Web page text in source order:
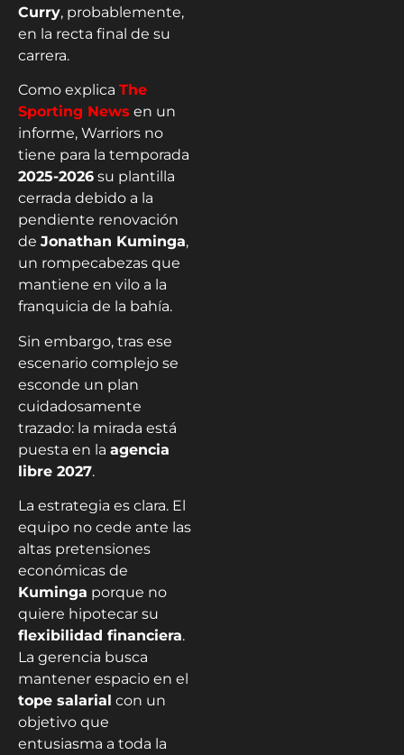
Curry, probablemente,
en la recta final de su
carrera.
Como explica The
Sporting News en un
informe, Warriors no
tiene para la temporada
2025-2026 su plantilla
cerrada debido a la
pendiente renovación
de Jonathan Kuminga,
un rompecabezas que
mantiene en vilo a la
franquicia de la bahía.
Sin embargo, tras ese
escenario complejo se
esconde un plan
cuidadosamente
trazado: la mirada está
puesta en la agencia
libre 2027.
La estrategia es clara. El
equipo no cede ante las
altas pretensiones
económicas de
Kuminga porque no
quiere hipotecar su
flexibilidad financiera.
La gerencia busca
mantener espacio en el
tope salarial con un
objetivo que
entusiasma a toda la